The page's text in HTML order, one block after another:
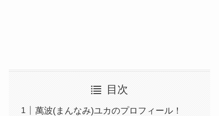
目次
萬波(まんなみ)ユカのプロフィール！